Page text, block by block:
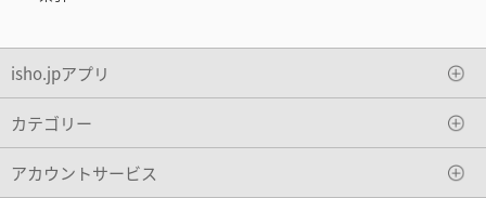
isho.jpアプリ
カテゴリー
アカウントサービス